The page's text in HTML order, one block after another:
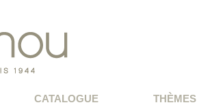
CATALOGUE THÈMES